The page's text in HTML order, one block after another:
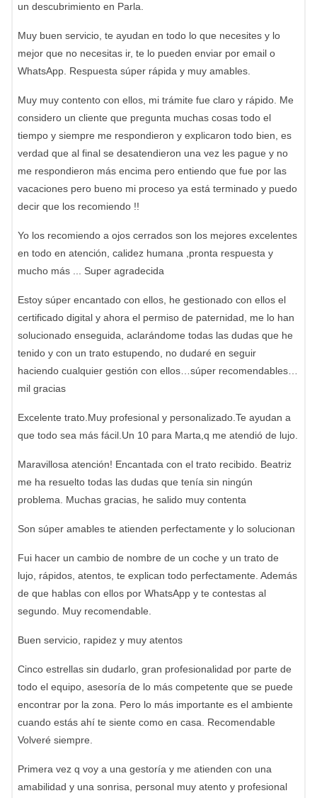
un descubrimiento en Parla.
Muy buen servicio, te ayudan en todo lo que necesites y lo
mejor que no necesitas ir, te lo pueden enviar por email o
WhatsApp. Respuesta súper rápida y muy amables.
Muy muy contento con ellos, mi trámite fue claro y rápido. Me
considero un cliente que pregunta muchas cosas todo el
tiempo y siempre me respondieron y explicaron todo bien, es
verdad que al final se desatendieron una vez les pague y no
me respondieron más encima pero entiendo que fue por las
vacaciones pero bueno mi proceso ya está terminado y puedo
decir que los recomiendo !!
Yo los recomiendo a ojos cerrados son los mejores excelentes
en todo en atención, calidez humana ,pronta respuesta y
mucho más ... Super agradecida
Estoy súper encantado con ellos, he gestionado con ellos el
certificado digital y ahora el permiso de paternidad, me lo han
solucionado enseguida, aclarándome todas las dudas que he
tenido y con un trato estupendo, no dudaré en seguir
haciendo cualquier gestión con ellos…súper recomendables…
mil gracias
Excelente trato.Muy profesional y personalizado.Te ayudan a
que todo sea más fácil.Un 10 para Marta,q me atendió de lujo.
Maravillosa atención! Encantada con el trato recibido. Beatriz
me ha resuelto todas las dudas que tenía sin ningún
problema. Muchas gracias, he salido muy contenta
Son súper amables te atienden perfectamente y lo solucionan
Fui hacer un cambio de nombre de un coche y un trato de
lujo, rápidos, atentos, te explican todo perfectamente. Además
de que hablas con ellos por WhatsApp y te contestas al
segundo. Muy recomendable.
Buen servicio, rapidez y muy atentos
Cinco estrellas sin dudarlo, gran profesionalidad por parte de
todo el equipo, asesoría de lo más competente que se puede
encontrar por la zona. Pero lo más importante es el ambiente
cuando estás ahí te siente como en casa. Recomendable
Volveré siempre.
Primera vez q voy a una gestoría y me atienden con una
amabilidad y una sonrisa, personal muy atento y profesional